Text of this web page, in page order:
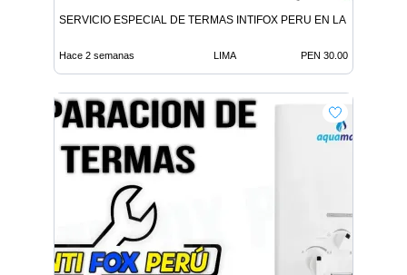
SERVICIO ESPECIAL DE TERMAS INTIFOX PERU EN LA MOLINA
Hace 2 semanas LIMA PEN 30.00